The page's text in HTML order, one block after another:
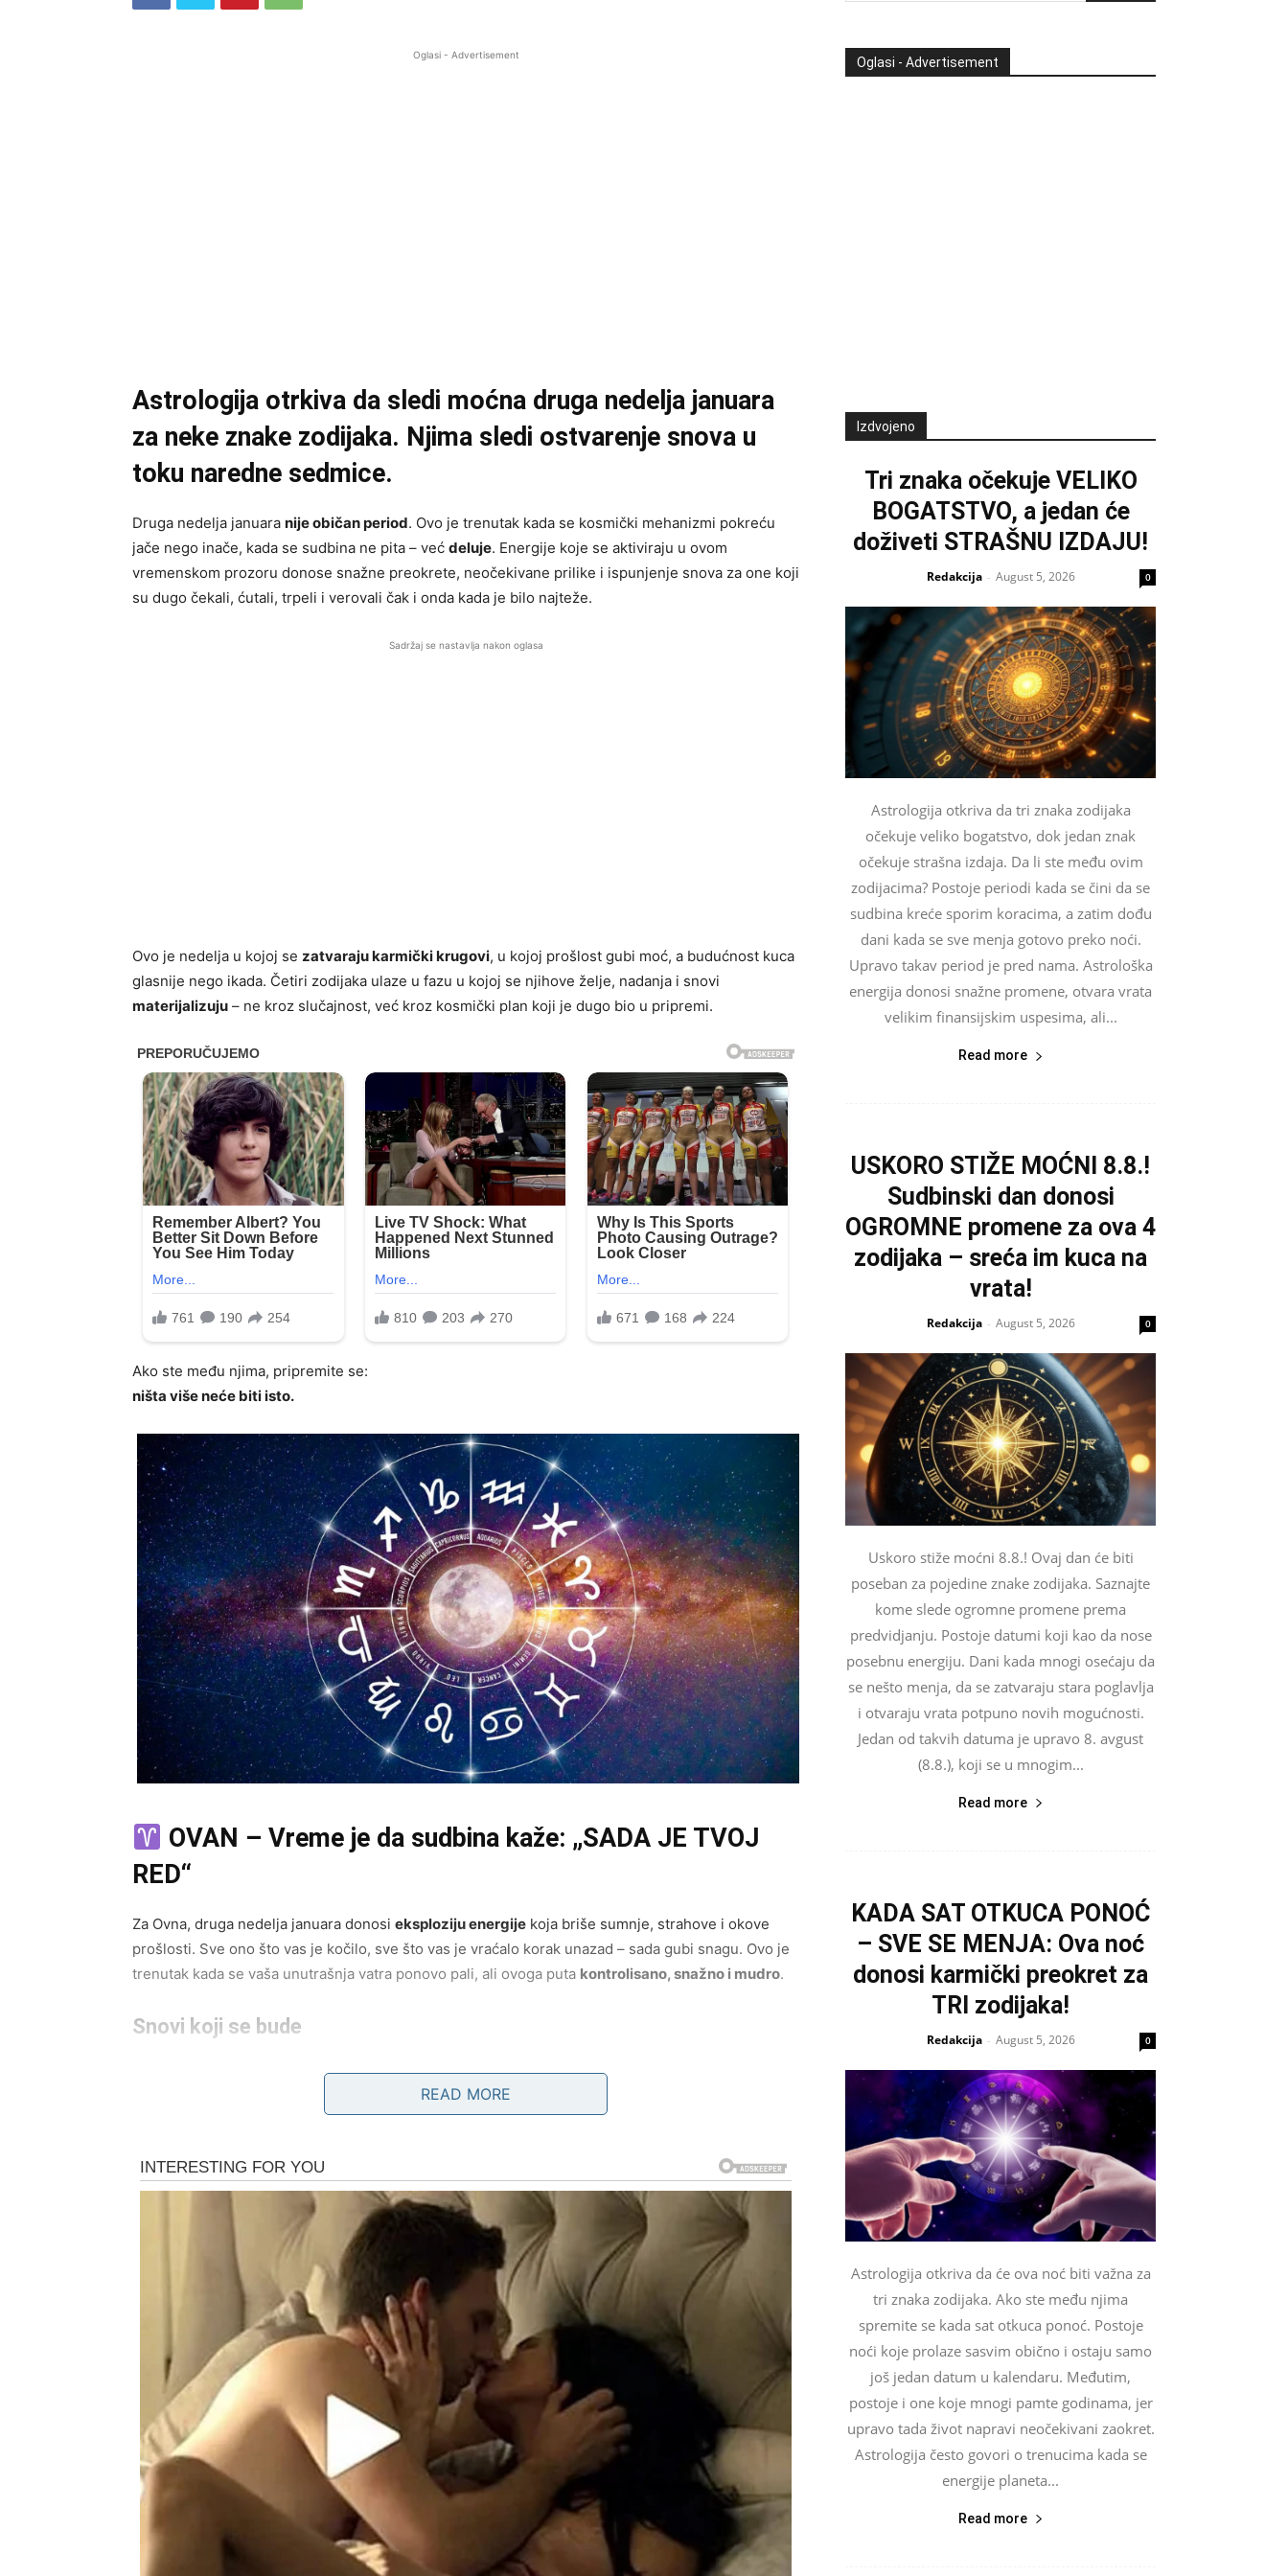
Oglasi - Advertisement
Astrologija otrkiva da sledi moćna druga nedelja januara
za neke znake zodijaka. Njima sledi ostvarenje snova u
toku naredne sedmice.
Druga nedelja januara nije običan period. Ovo je trenutak kada se kosmički mehanizmi pokreću
jače nego inače, kada se sudbina ne pita – već deluje. Energije koje se aktiviraju u ovom
vremenskom prozoru donose snažne preokrete, neočekivane prilike i ispunjenje snova za one koji
su dugo čekali, ćutali, trpeli i verovali čak i onda kada je bilo najteže.
Sadržaj se nastavlja nakon oglasa
Ovo je nedelja u kojoj se zatvaraju karmički krugovi, u kojoj prošlost gubi moć, a budućnost kuca
glasnije nego ikada. Četiri zodijaka ulaze u fazu u kojoj se njihove želje, nadanja i snovi
materijalizuju – ne kroz slučajnost, već kroz kosmički plan koji je dugo bio u pripremi.
Ako ste među njima, pripremite se:
ništa više neće biti isto.
OVAN – Vreme je da sudbina kaže: „SADA JE TVOJ
RED“
Za Ovna, druga nedelja januara donosi eksploziju energije koja briše sumnje, strahove i okove
prošlosti. Sve ono što vas je kočilo, sve što vas je vraćalo korak unazad – sada gubi snagu. Ovo je
trenutak kada se vaša unutrašnja vatra ponovo pali, ali ovoga puta kontrolisano, snažno i mudro.
Snovi koji se bude
Ono o čemu ste ćutali, ono što ste smatrali nemogućim, sada dobija realne obrise. Mnogi Ovnovi
vest koja rešava dugotrajnu finansijsku brigu
poruku od osobe koja je igrala važnu ulogu u prošlosti
Ali razlika je u vama –vi više niste isti. Sada znate šta želite i ne pristajete na manje.
Ljubav i odnosi
Ako ste slobodni, sudbina vas dovodi u kontakt sa osobom koja vas vidi onakvima kakvi jeste – bez
potrebe da se dokazujete. Ako ste u vezi, ovo je period istine, ali i produbljivanja odnosa.
Razgovori koji se sada vode
menjaju dinamiku zauvek.
Poruka zvezda za Ovna
Veruj impulsu. On te vodi tačno tamo gde treba.
READ MORE
Oglasi - Advertisement
Izdvojeno
Tri znaka očekuje VELIKO
BOGATSTVO, a jedan će
doživeti STRAŠNU IZDAJU!
Redakcija - August 5, 2026 0
Astrologija otkriva da tri znaka zodijaka
očekuje veliko bogatstvo, dok jedan znak
očekuje strašna izdaja. Da li ste među ovim
zodijacima? Postoje periodi kada se čini da se
sudbina kreće sporim koracima, a zatim dođu
dani kada se sve menja gotovo preko noći.
Upravo takav period je pred nama. Astrološka
energija donosi snažne promene, otvara vrata
velikim finansijskim uspesima, ali...
Read more
USKORO STIŽE MOĆNI 8.8.!
Sudbinski dan donosi
OGROMNE promene za ova 4
zodijaka – sreća im kuca na
vrata!
Redakcija - August 5, 2026 0
Uskoro stiže moćni 8.8.! Ovaj dan će biti
poseban za pojedine znake zodijaka. Saznajte
kome slede ogromne promene prema
predvidjanju. Postoje datumi koji kao da nose
posebnu energiju. Dani kada mnogi osećaju da
se nešto menja, da se zatvaraju stara poglavlja
i otvaraju vrata potpuno novih mogućnosti.
Jedan od takvih datuma je upravo 8. avgust
(8.8.), koji se u mnogim...
Read more
KADA SAT OTKUCA PONOĆ
– SVE SE MENJA: Ova noć
donosi karmički preokret za
TRI zodijaka!
Redakcija - August 5, 2026 0
Astrologija otkriva da će ova noć biti važna za
tri znaka zodijaka. Ako ste među njima
spremite se kada sat otkuca ponoć. Postoje
noći koje prolaze sasvim obično i ostaju samo
još jedan datum u kalendaru. Međutim,
postoje i one koje mnogi pamte godinama, jer
upravo tada život napravi neočekivani zaokret.
Astrologija često govori o trenucima kada se
energije planeta...
Read more